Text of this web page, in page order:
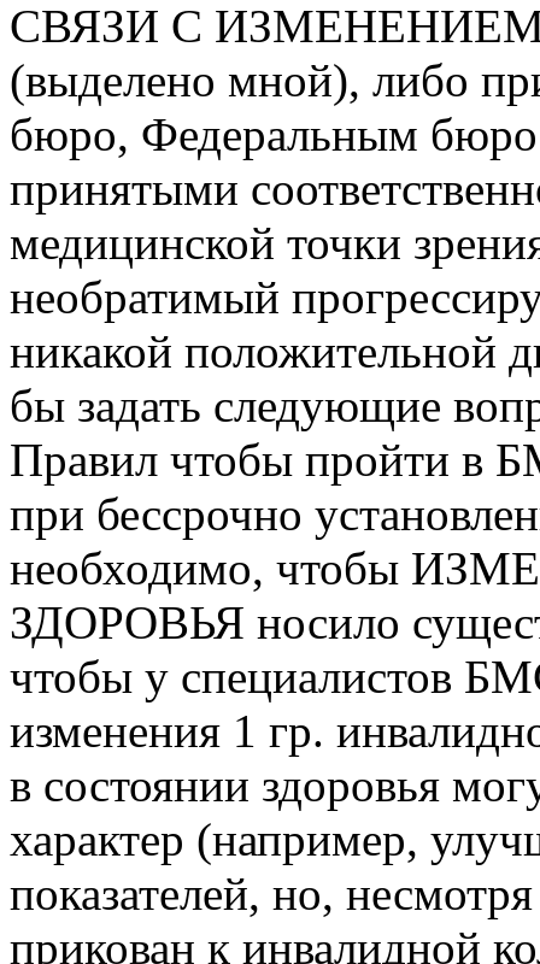
СВЯЗИ С
(выделено мной), либо
бюро, Федеральным бюро
принятыми
медицинской точки
необратимый
никакой положительной
бы задать следующие
Правил чтобы пройти в
при бессрочно
необходимо, чтобы
ЗДОРОВЬЯ носило
чтобы у специалистов
изменения 1 гр.
в состоянии здоровья
характер (например,
показателей, но,
прикован к инвалидной